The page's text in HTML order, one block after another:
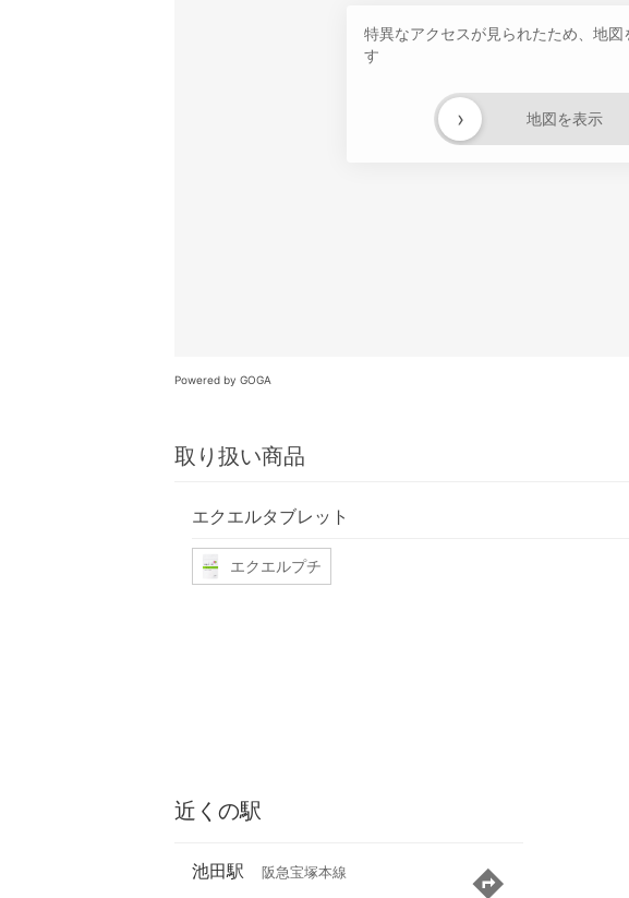
特異なアクセスが見られたため、地図
す
地図を表示
›
Powered by GOGA
取り扱い商品
エクエルタブレット
エクエルプチ
近くの駅
池田駅 阪急宝塚本線